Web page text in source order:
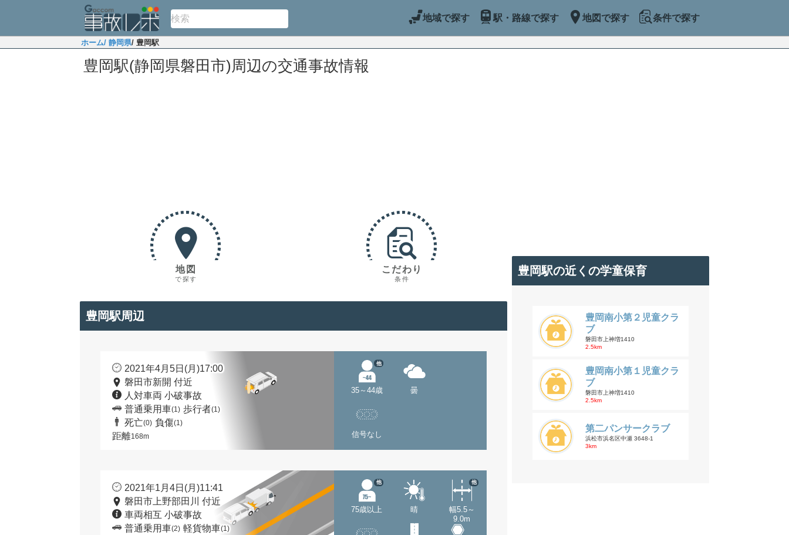
地域で探す 駅・路線で探す 地図で探す 条件で探す
ホーム/ 静岡県/ 豊岡駅
豊岡駅(静岡県磐田市)周辺の交通事故情報
地図
で探す
こだわり
条件
豊岡駅周辺
2021年4月5日(月)17:00
磐田市新開 付近
人対車両 小破事故
普通乗用車(1) 歩行者(1)
死亡(0) 負傷(1)
距離168m
35～44歳
他
曇
信号なし
2021年1月4日(月)11:41
磐田市上野部田川 付近
車両相互 小破事故
普通乗用車(2) 軽貨物車(1)
75歳以上
他
晴
幅5.5～
9.0m
他
豊岡駅の近くの学童保育
豊岡南小第２児童クラ
ブ
磐田市上神増1410
2.5km
豊岡南小第１児童クラ
ブ
磐田市上神増1410
2.5km
第二パンサークラブ
浜松市浜名区中瀬 3648-1
3km